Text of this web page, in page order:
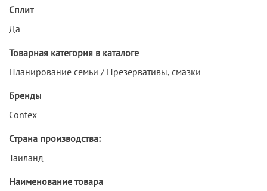
Сплит
Да
Товарная категория в каталоге
Планирование семьи / Презервативы, смазки
Бренды
Contex
Страна производства:
Таиланд
Наименование товара